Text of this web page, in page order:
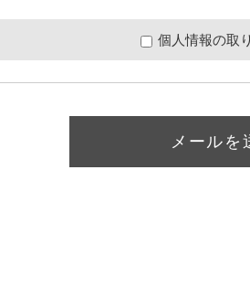
個人情報の取
メールを